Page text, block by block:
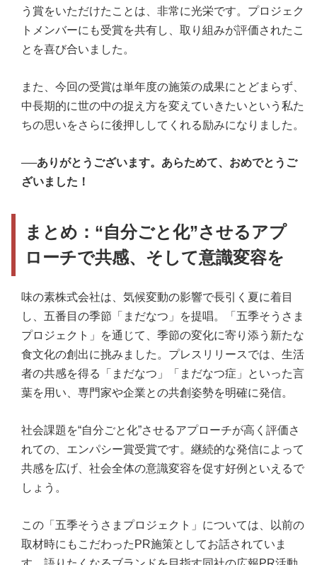
う賞をいただけたことは、非常に光栄です。プロジェク
トメンバーにも受賞を共有し、取り組みが評価されたこ
とを喜び合いました。
また、今回の受賞は単年度の施策の成果にとどまらず、
中長期的に世の中の捉え方を変えていきたいという私た
ちの思いをさらに後押ししてくれる励みになりました。
──ありがとうございます。あらためて、おめでとうご
ざいました！
まとめ：“自分ごと化”させるアプ
ローチで共感、そして意識変容を
味の素株式会社は、気候変動の影響で長引く夏に着目
し、五番目の季節「まだなつ」を提唱。「五季そうさま
プロジェクト」を通じて、季節の変化に寄り添う新たな
食文化の創出に挑みました。プレスリリースでは、生活
者の共感を得る「まだなつ」「まだなつ症」といった言
葉を用い、専門家や企業との共創姿勢を明確に発信。
社会課題を“自分ごと化”させるアプローチが高く評価さ
れての、エンパシー賞受賞です。継続的な発信によって
共感を広げ、社会全体の意識変容を促す好例といえるで
しょう。
この「五季そうさまプロジェクト」については、以前の
取材時にもこだわったPR施策としてお話されていま